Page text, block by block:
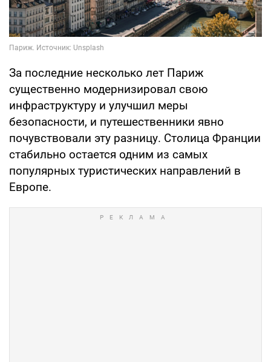
За последние несколько лет Париж
существенно модернизировал свою
инфраструктуру и улучшил меры
безопасности, и путешественники явно
почувствовали эту разницу. Столица Франции
стабильно остается одним из самых
популярных туристических направлений в
Европе.